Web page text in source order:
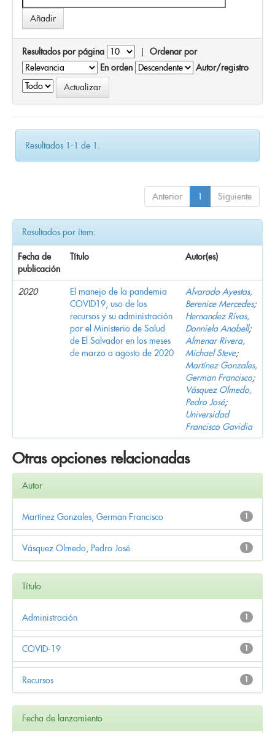
Resultados por página | Ordenar por
En orden
Autor/registro
Resultados 1-1 de 1.
Anterior 1 Siguiente
Resultados por ítem:
Fecha de
publicación
Título Autor(es)
2020
El manejo de la pandemia
COVID19, uso de los
recursos y su administración
por el Ministerio de Salud
de El Salvador en los meses
de marzo a agosto de 2020
Alvarado Ayestas,
Berenice Mercedes;
Hernandez Rivas,
Donniela Anabell;
Almenar Rivera,
Michael Steve;
Martínez Gonzales,
German Francisco;
Vásquez Olmedo,
Pedro José;
Universidad
Francisco Gavidia
Otras opciones relacionadas
Autor
1
Martínez Gonzales, German Francisco
1
Vásquez Olmedo, Pedro José
Título
1
Administración
1
COVID-19
1
Recursos
Fecha de lanzamiento